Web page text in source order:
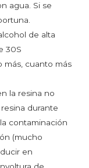
agua. Si se
de alta
30S
más, cuanto más
la resina no
durante
contaminación
(mucho
en